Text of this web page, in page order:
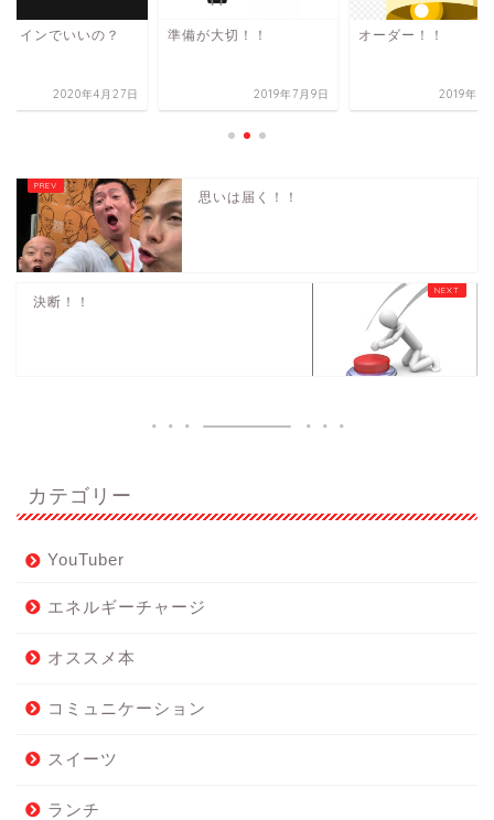
ラインでいいの？
2020年4月27日
準備が大切！！
2019年7月9日
オーダー！！
2019年8
思いは届く！！
決断！！
カテゴリー
YouTuber
エネルギーチャージ
オススメ本
コミュニケーション
スイーツ
ランチ